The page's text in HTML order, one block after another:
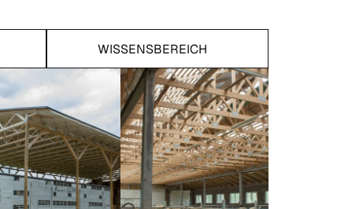
WISSENSBEREICH